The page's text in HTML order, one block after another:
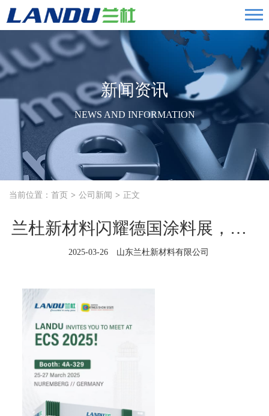
新闻资讯
NEWS AND INFORMATION
当前位置： 首页 公司新闻 正文
兰杜新材料闪耀德国涂料展，架起国际交流桥梁
2025-03-26 山东兰杜新材料有限公司